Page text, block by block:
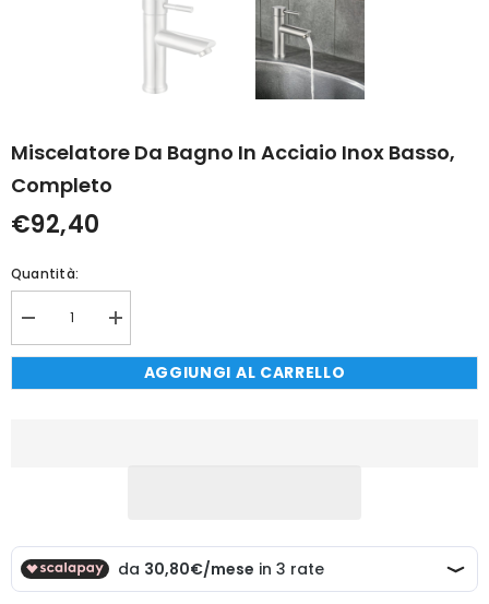
Miscelatore Da Bagno In Acciaio Inox Basso,
Completo
€92,40
Quantità:
Diminuisci
quantità
per
da
Aumenta
quantità
per
Miscelatore
da
AGGIUNGI AL CARRELLO